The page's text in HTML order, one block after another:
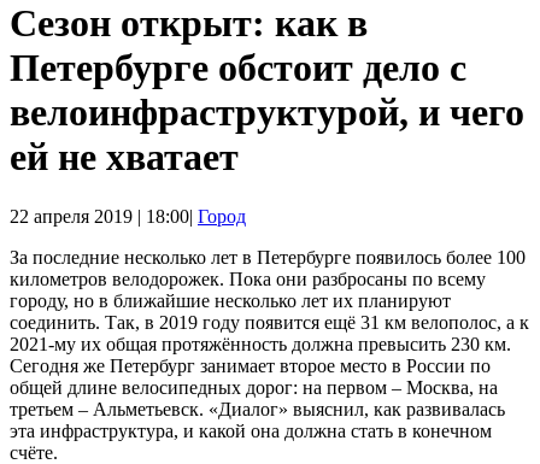
Сезон открыт: как в
Петербурге обстоит дело с
велоинфраструктурой, и чего
ей не хватает
22 апреля 2019 | 18:00| Город
За последние несколько лет в Петербурге появилось более 100
километров велодорожек. Пока они разбросаны по всему
городу, но в ближайшие несколько лет их планируют
соединить. Так, в 2019 году появится ещё 31 км велополос, а к
2021-му их общая протяжённость должна превысить 230 км.
Сегодня же Петербург занимает второе место в России по
общей длине велосипедных дорог: на первом – Москва, на
третьем – Альметьевск. «Диалог» выяснил, как развивалась
эта инфраструктура, и какой она должна стать в конечном
счёте.